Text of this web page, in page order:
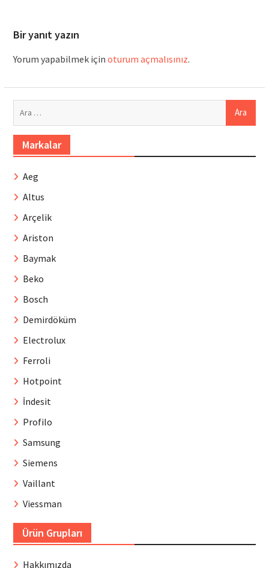
Bir yanıt yazın
Yorum yapabilmek için oturum açmalısınız.
Markalar
Aeg
Altus
Arçelik
Ariston
Baymak
Beko
Bosch
Demirdöküm
Electrolux
Ferroli
Hotpoint
İndesit
Profilo
Samsung
Siemens
Vaillant
Viessman
Ürün Grupları
Hakkımızda